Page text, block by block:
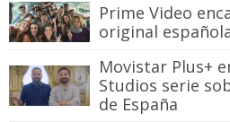
Prime Video
original
Movistar Plus+
Studios serie
de España